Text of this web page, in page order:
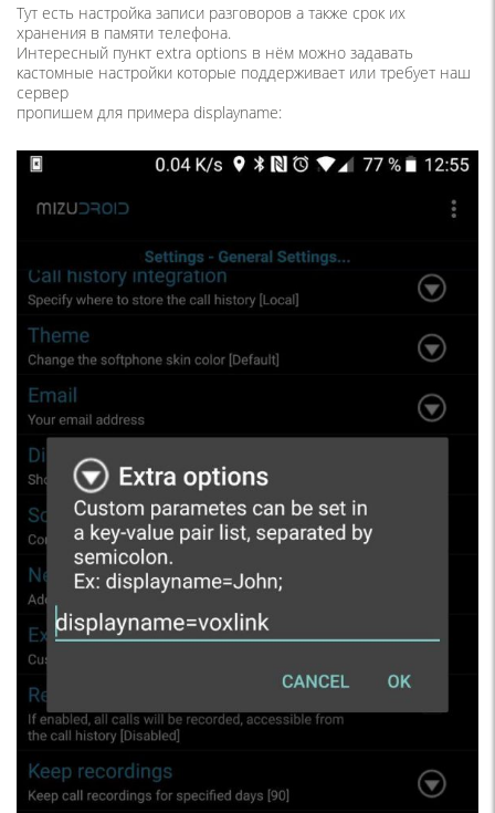
Тут есть настройка записи разговоров а также срок их
хранения в памяти телефона.
Интересный пункт extra options в нём можно задавать
кастомные настройки которые поддерживает или требует наш
сервер
пропишем для примера displayname: